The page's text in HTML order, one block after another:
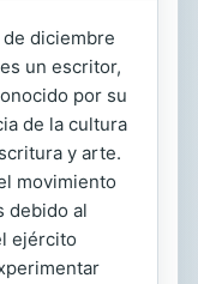
diciembre
un escritor,
por su
de la cultura
y arte.
movimiento
debido al
ejército